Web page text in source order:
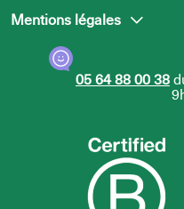
L’équipe ilek
Nous rejoindre
Mentions légales
Politique de confidentialité
Politique d’utilisation des
05 64 88 00 38